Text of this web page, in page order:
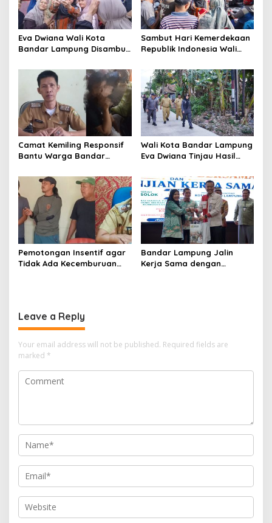
a
t
i
Eva Dwiana Wali Kota
Bandar Lampung Disambut
Warga RT 09 Perumnas
Way Kandis
Sambut Hari Kemerdekaan
Republik Indonesia Wali
Bagikan Bendera Merah
Putih ke Warga
Camat Kemiling Responsif
Bantu Warga Bandar
Anak Putus Sekolah
Wali Kota Bandar Lampung
Eva Dwiana Tinjau Hasil
di Way Laga
Pemotongan Insentif agar
Tidak Ada Kecemburuan
Bandar Lampung Jalin
Kerja Sama dengan
Leave a Reply
Your email address will not be published. Required fields are
marked *